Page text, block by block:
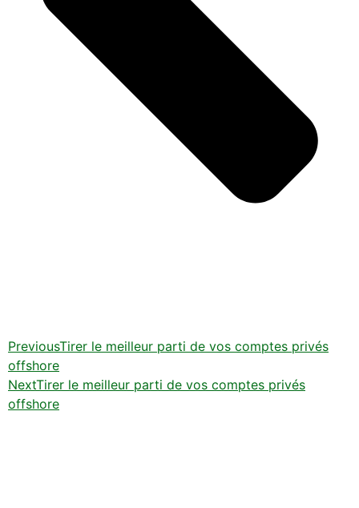
PreviousTirer le meilleur parti de vos comptes privés
offshore
NextTirer le meilleur parti de vos comptes privés
offshore